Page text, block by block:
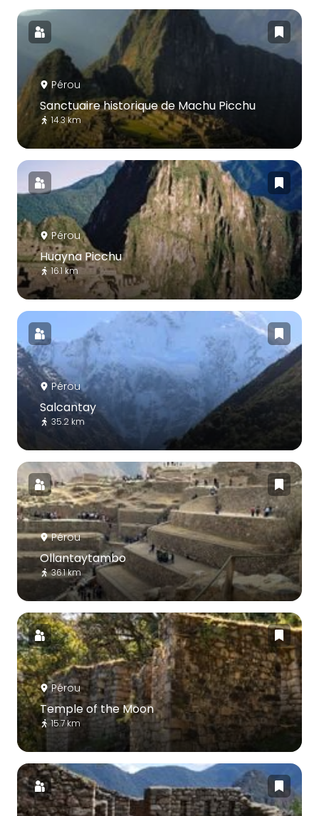
Pérou
Sanctuaire historique de Machu Picchu
14.3 km
Pérou
Huayna Picchu
16.1 km
Pérou
Salcantay
35.2 km
Pérou
Ollantaytambo
36.1 km
Pérou
Temple of the Moon
15.7 km